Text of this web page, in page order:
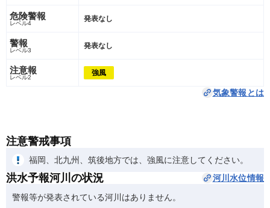
危険警報
レベル4 発表なし
警報
レベル3 発表なし
注意報
レベル2 強風
気象警報とは
注意警戒事項
福岡、北九州、筑後地方では、強風に注意してください。
洪水予報河川の状況
河川水位情報
警報等が発表されている河川はありません。